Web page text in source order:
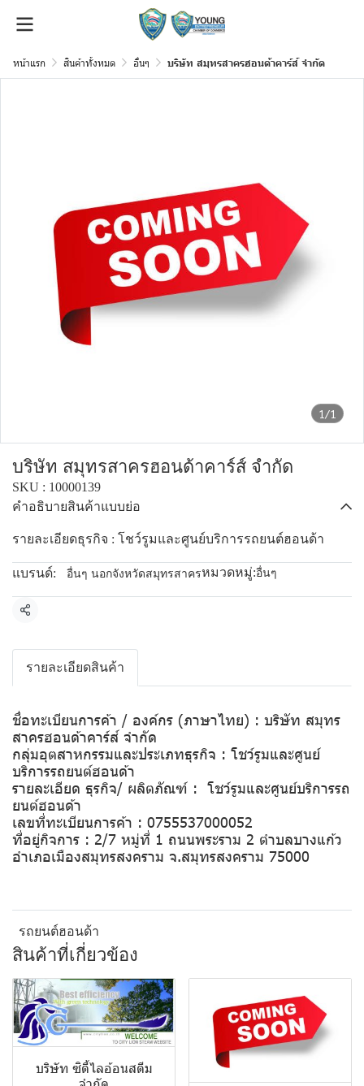
หน้าแรก สินค้าทั้งหมด อื่นๆ บริษัท สมุทรสาครฮอนด้าคาร์ส์ จำกัด
1/1
บริษัท สมุทรสาครฮอนด้าคาร์ส์ จำกัด
SKU : 10000139
คำอธิบายสินค้าแบบย่อ
รายละเอียดธุรกิจ : โชว์รูมและศูนย์บริการรถยนต์ฮอนด้า
แบรนด์: อื่นๆ นอกจังหวัดสมุทรสาครหมวดหมู่:อื่นๆ
แชร์
รายละเอียดสินค้า
ชื่อทะเบียนการค้า / องค์กร (ภาษาไทย) : บริษัท สมุทร
สาครฮอนด้าคาร์ส์ จำกัด
กลุ่มอุตสาหกรรมและประเภทธุรกิจ : โชว์รูมและศูนย์
บริการรถยนต์ฮอนด้า
รายละเอียด ธุรกิจ/ ผลิตภัณฑ์ : โชว์รูมและศูนย์บริการรถ
ยนต์ฮอนด้า
เลขที่ทะเบียนการค้า : 0755537000052
ที่อยู่กิจการ : 2/7 หมู่ที่ 1 ถนนพระราม 2 ตำบลบางแก้ว
อำเภอเมืองสมุทรสงคราม จ.สมุทรสงคราม 75000
รถยนต์ฮอนด้า
สินค้าที่เกี่ยวข้อง
บริษัท ซิตี้ไลอ้อนสตีม